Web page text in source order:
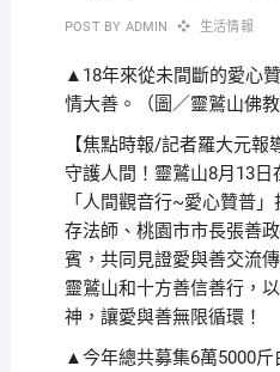
POST BY ADMIN 生活情報
▲18年來從未間斷的愛心
情大善。（圖／靈鷲山佛教
【焦點時報/記者羅大元
守護人間！靈鷲山8月13
「人間觀音行~愛心贊普
存法師、桃園市市長張善
賓，共同見證愛與善交流
靈鷲山和十方善信善行，
神，讓愛與善無限循環！
▲今年總共募集6萬5000斤